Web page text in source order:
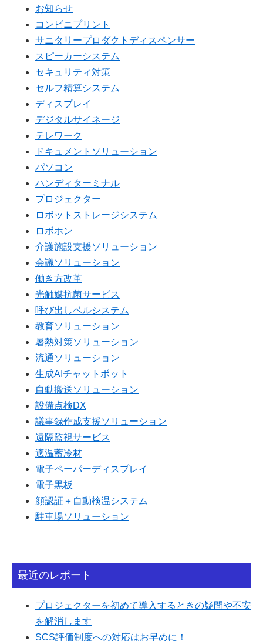
お知らせ
コンビニプリント
サニタリープロダクトディスペンサー
スピーカーシステム
セキュリティ対策
セルフ精算システム
ディスプレイ
デジタルサイネージ
テレワーク
ドキュメントソリューション
パソコン
ハンディターミナル
プロジェクター
ロボットストレージシステム
ロボホン
介護施設支援ソリューション
会議ソリューション
働き方改革
光触媒抗菌サービス
呼び出しベルシステム
教育ソリューション
暑熱対策ソリューション
流通ソリューション
生成AIチャットボット
自動搬送ソリューション
設備点検DX
議事録作成支援ソリューション
遠隔監視サービス
適温蓄冷材
電子ペーパーディスプレイ
電子黒板
顔認証＋自動検温システム
駐車場ソリューション
最近のレポート
プロジェクターを初めて導入するときの疑問や不安
を解消します
SCS評価制度への対応はお早めに！